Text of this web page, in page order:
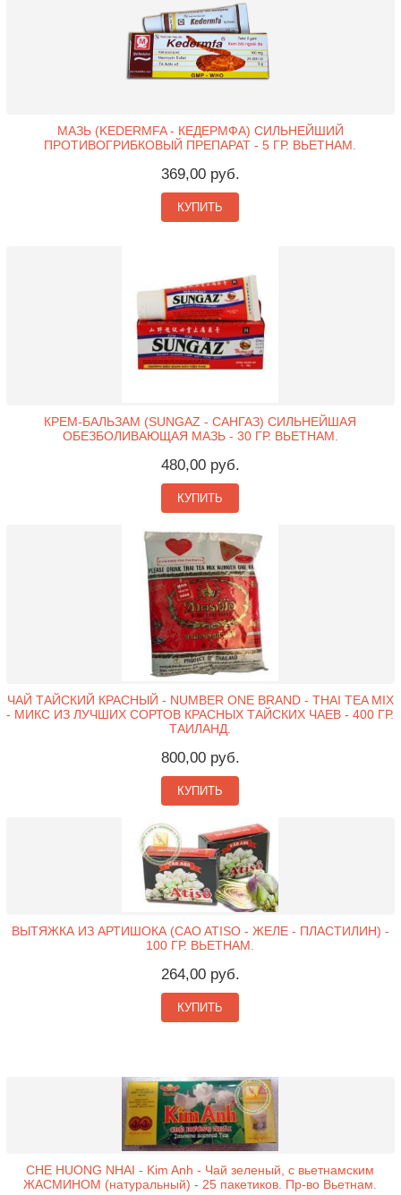
МАЗЬ (KEDERMFA - КЕДЕРМФА) СИЛЬНЕЙШИЙ
ПРОТИВОГРИБКОВЫЙ ПРЕПАРАТ - 5 ГР. ВЬЕТНАМ.
369,00 руб.
КУПИТЬ
КРЕМ-БАЛЬЗАМ (SUNGAZ - САНГАЗ) СИЛЬНЕЙШАЯ
ОБЕЗБОЛИВАЮЩАЯ МАЗЬ - 30 ГР. ВЬЕТНАМ.
480,00 руб.
КУПИТЬ
ЧАЙ ТАЙСКИЙ КРАСНЫЙ - NUMBER ONE BRAND - THAI TEA MIX
- МИКС ИЗ ЛУЧШИХ СОРТОВ КРАСНЫХ ТАЙСКИХ ЧАЕВ - 400 ГР.
ТАИЛАНД.
800,00 руб.
КУПИТЬ
ВЫТЯЖКА ИЗ АРТИШОКА (CAO ATISO - ЖЕЛЕ - ПЛАСТИЛИН) -
100 ГР. ВЬЕТНАМ.
264,00 руб.
КУПИТЬ
CHE HUONG NHAI - Kim Anh - Чай зеленый, с вьетнамским
ЖАСМИНОМ (натуральный) - 25 пакетиков. Пр-во Вьетнам.